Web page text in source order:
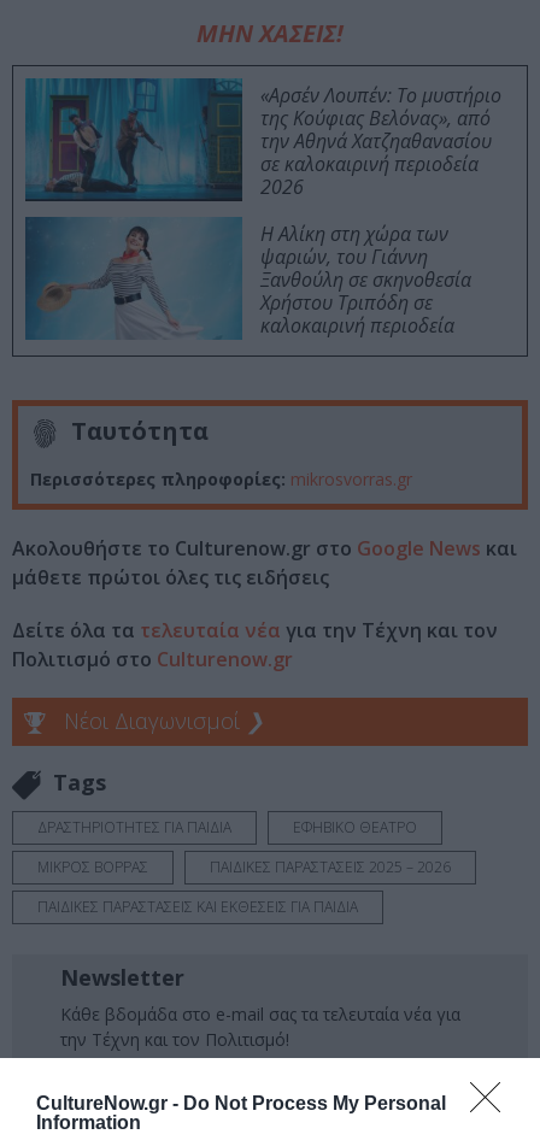
CultureNow.gr - Do Not Process My Personal
Information
ΜΗΝ ΧΑΣΕΙΣ!
«Αρσέν Λουπέν: Το μυστήριο
της Κούφιας Βελόνας», από
την Αθηνά Χατζηαθανασίου
σε καλοκαιρινή περιοδεία
2026
Η Αλίκη στη χώρα των
ψαριών, του Γιάννη
Ξανθούλη σε σκηνοθεσία
Χρήστου Τριπόδη σε
καλοκαιρινή περιοδεία
Ταυτότητα
Περισσότερες πληροφορίες: mikrosvorras.gr
Ακολουθήστε το Culturenow.gr στο Google News και
μάθετε πρώτοι όλες τις ειδήσεις
Δείτε όλα τα τελευταία νέα για την Τέχνη και τον
Πολιτισμό στο Culturenow.gr
Νέοι Διαγωνισμοί ❯
Tags
ΔΡΑΣΤΗΡΙΟΤΗΤΕΣ ΓΙΑ ΠΑΙΔΙΑ
ΕΦΗΒΙΚΟ ΘΕΑΤΡΟ
ΜΙΚΡΟΣ ΒΟΡΡΑΣ
ΠΑΙΔΙΚΕΣ ΠΑΡΑΣΤΑΣΕΙΣ 2025 – 2026
ΠΑΙΔΙΚΕΣ ΠΑΡΑΣΤΑΣΕΙΣ ΚΑΙ ΕΚΘΕΣΕΙΣ ΓΙΑ ΠΑΙΔΙΑ
Newsletter
Κάθε βδομάδα στο e-mail σας τα τελευταία νέα για
την Τέχνη και τον Πολιτισμό!